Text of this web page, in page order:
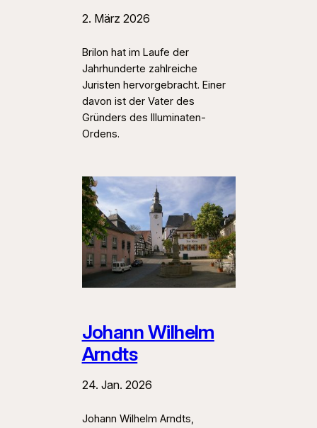
2. März 2026
Brilon hat im Laufe der
Jahrhunderte zahlreiche
Juristen hervorgebracht. Einer
davon ist der Vater des
Gründers des Illuminaten-
Ordens.
Johann Wilhelm
Arndts
24. Jan. 2026
Johann Wilhelm Arndts,